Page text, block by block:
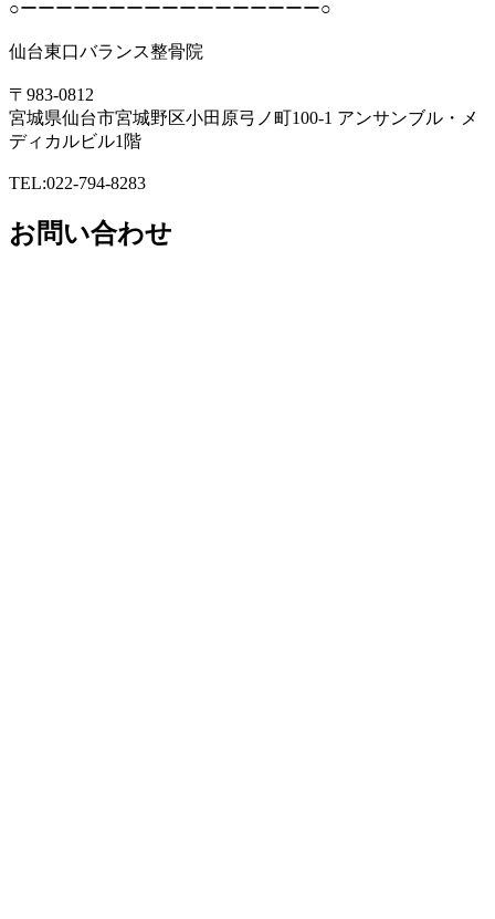
○ーーーーーーーーーーーーーーーーー○
仙台東口バランス整骨院
〒983-0812
宮城県仙台市宮城野区小田原弓ノ町100-1 アンサンブル・メ
ディカルビル1階
TEL:022-794-8283
お問い合わせ